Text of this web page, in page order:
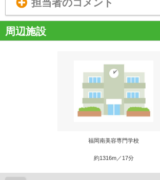
担当者のコメント
周辺施設
福岡南美容専門学校
約1316m／17分